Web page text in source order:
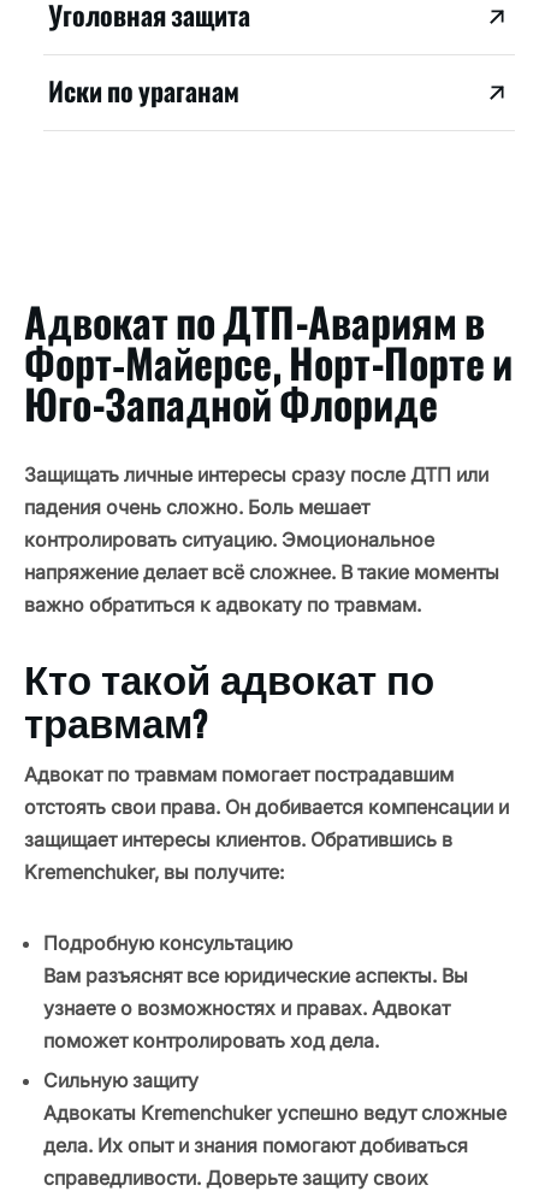
Уголовная защита
Иски по ураганам
Адвокат по ДТП-Авариям в
Форт‑Майерсе, Норт-Порте и
Юго-Западной Флориде
Защищать личные интересы сразу после ДТП или
падения очень сложно. Боль мешает
контролировать ситуацию. Эмоциональное
напряжение делает всё сложнее. В такие моменты
важно обратиться к адвокату по травмам.
Кто такой адвокат по
травмам?
Адвокат по травмам помогает пострадавшим
отстоять свои права. Он добивается компенсации и
защищает интересы клиентов. Обратившись в
Kremenchuker, вы получите:
Подробную консультацию
Вам разъяснят все юридические аспекты. Вы
узнаете о возможностях и правах. Адвокат
поможет контролировать ход дела.
Сильную защиту
Адвокаты Kremenchuker успешно ведут сложные
дела. Их опыт и знания помогают добиваться
справедливости. Доверьте защиту своих